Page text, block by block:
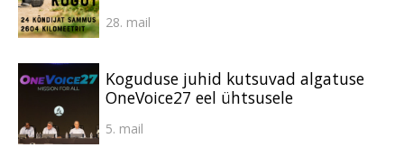
28. mail
Koguduse juhid kutsuvad algatuse
OneVoice27 eel ühtsusele
5. mail